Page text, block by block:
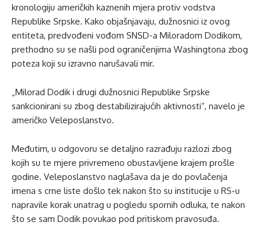
kronologiju američkih kaznenih mjera protiv vodstva
Republike Srpske. Kako objašnjavaju, dužnosnici iz ovog
entiteta, predvođeni vođom SNSD-a Miloradom Dodikom,
prethodno su se našli pod ograničenjima Washingtona zbog
poteza koji su izravno narušavali mir.
„Milorad Dodik i drugi dužnosnici Republike Srpske
sankcionirani su zbog destabilizirajućih aktivnosti“, navelo je
američko Veleposlanstvo.
Međutim, u odgovoru se detaljno razrađuju razlozi zbog
kojih su te mjere privremeno obustavljene krajem prošle
godine. Veleposlanstvo naglašava da je do povlačenja
imena s crne liste došlo tek nakon što su institucije u RS-u
napravile korak unatrag u pogledu spornih odluka, te nakon
što se sam Dodik povukao pod pritiskom pravosuđa.